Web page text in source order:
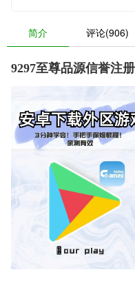
简介 评论(906)
9297至尊品源信誉注